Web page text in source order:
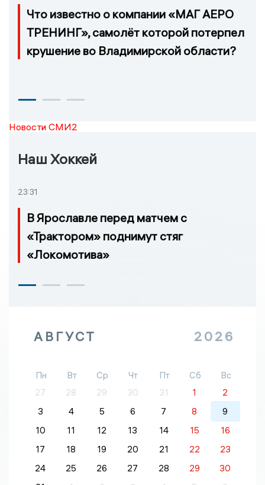
Что известно о компании «МАГ АЕРО
ТРЕНИНГ», самолёт которой потерпел
крушение во Владимирской области?
Новости СМИ2
Наш Хоккей
23:31
В Ярославле перед матчем с
«Трактором» поднимут стяг
«Локомотива»
АВГУСТ 2026
Пн Вт Ср Чт Пт Сб
Вс
27
28 29 30 31 1
2
3
4 5 6 7 8
9
10
11 12 13 14 15
16
17
18 19 20 21 22
23
24
25 26 27 28 29
30